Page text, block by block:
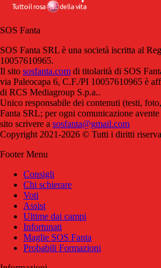
SOS Fanta
SOS Fanta SRL è una società iscritta al
10057610965.
Il sito sosfanta.com di titolarità di SOS
via Paleocapa 6, C.F./PI 10057610965 è
di RCS Mediagroup S.p.a..
Unico responsabile dei contenuti (testi,
Fanta SRL; per ogni comunicazione
sito scrivere a sosfanta@gmail.com
Copyright 2021-2026 © Tutti i diritti
Footer Menu
Consigli
Chi schierare
Voti
Assist
Ultime dai campi
Infortunati
Maglie SOS Fanta
Probabili Formazioni